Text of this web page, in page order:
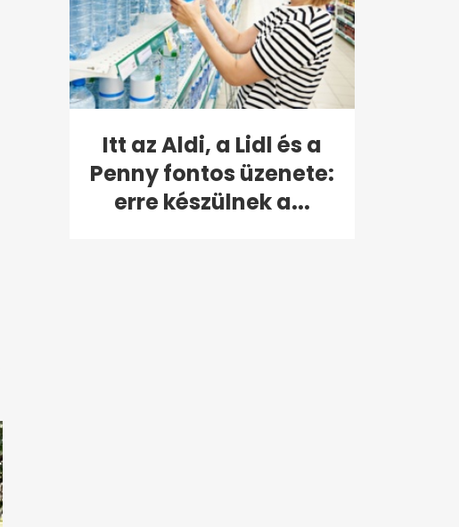
Itt az Aldi, a Lidl és a
Penny fontos üzenete:
erre készülnek a...